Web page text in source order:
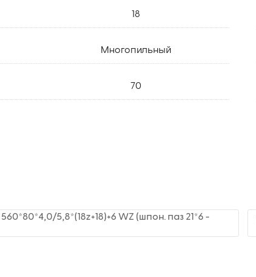
18
Многопильный
70
5,8*(18z+18)+6 WZ (шпон. паз 21*6 -